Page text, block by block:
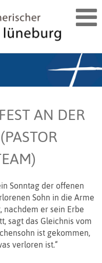
AN DER
Sonntag der offenen
Sohn in die Arme
er sein Erbe
sagt das Gleichnis vom
ist gekommen,
verloren ist.“